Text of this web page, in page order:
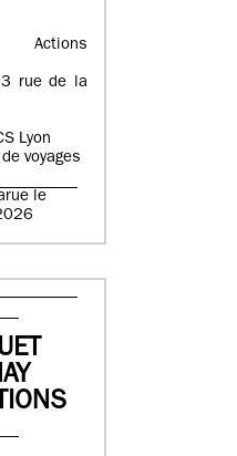
Actions
rue de la
Lyon
voyages
le